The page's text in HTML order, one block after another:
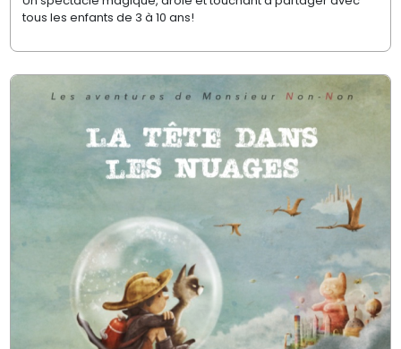
tous les enfants de 3 à 10 ans!